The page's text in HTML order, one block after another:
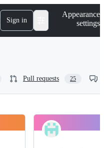
Sign in
Appearance
settings
Pull requests 25